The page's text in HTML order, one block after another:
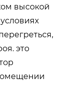
высокой
это